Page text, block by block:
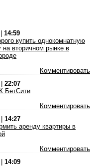
14:59
купить однокомнатную
на вторичном рынке в
Комментировать
22:07
БетСити
Комментировать
14:27
аренду квартиры в
Комментировать
14:09